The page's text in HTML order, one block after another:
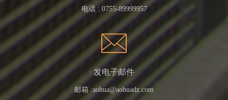
电话 : 0755-89999957
发电子邮件
邮箱 :aohua@aohuadz.com